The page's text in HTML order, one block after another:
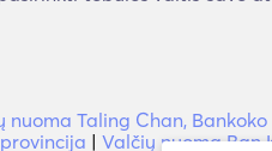
nuoma Taling Chan,
| Valčių nuoma Ban